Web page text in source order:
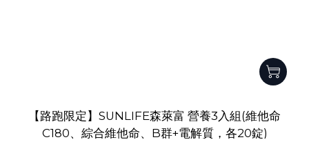
【路跑限定】SUNLIFE森萊富 營養3入組(維他命
C180、綜合維他命、B群+電解質，各20錠)